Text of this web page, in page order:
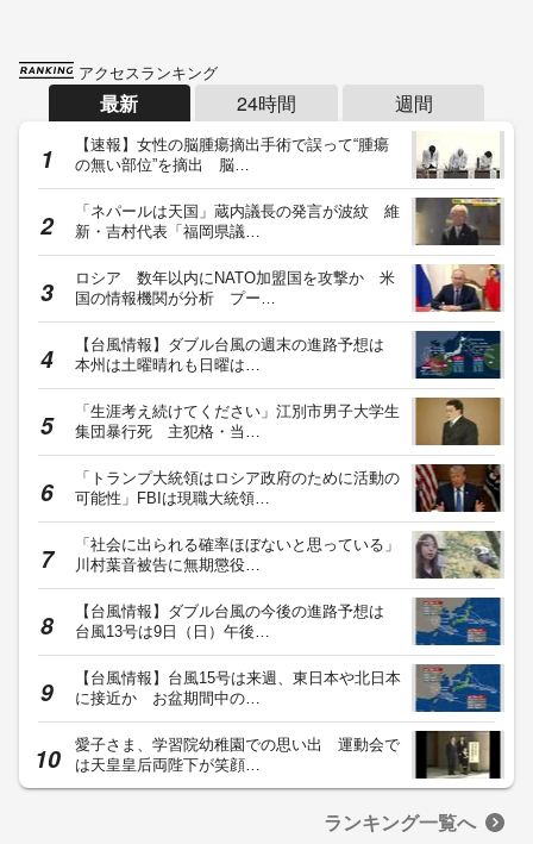
アクセスランキング
最新 24時間 週間
【速報】女性の脳腫瘍摘出手術で誤って“腫瘍
の無い部位”を摘出 脳…
「ネパールは天国」蔵内議長の発言が波紋 維
新・吉村代表「福岡県議…
ロシア 数年以内にNATO加盟国を攻撃か 米
国の情報機関が分析 プー…
【台風情報】ダブル台風の週末の進路予想は
本州は土曜晴れも日曜は…
「生涯考え続けてください」江別市男子大学生
集団暴行死 主犯格・当…
「トランプ大統領はロシア政府のために活動の
可能性」FBIは現職大統領…
「社会に出られる確率ほぼないと思っている」
川村葉音被告に無期懲役…
【台風情報】ダブル台風の今後の進路予想は
台風13号は9日（日）午後…
【台風情報】台風15号は来週、東日本や北日本
に接近か お盆期間中の…
愛子さま、学習院幼稚園での思い出 運動会で
は天皇皇后両陛下が笑顔…
ランキング一覧へ